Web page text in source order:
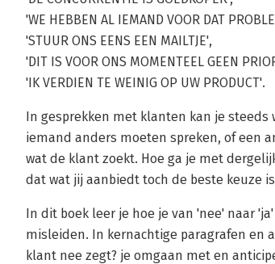
'WE HEBBEN AL IEMAND VOOR DAT
'STUUR ONS EENS EEN MAILTJE',
'DIT IS VOOR ONS MOMENTEEL GEEN
'IK VERDIEN TE WEINIG OP UW PRODUCT'.
In gesprekken met klanten kan je steeds
iemand anders moeten spreken, of een
wat de klant zoekt. Hoe ga je met
dat wat jij aanbiedt toch de beste keuze
In dit boek leer je hoe je van 'nee' naar
misleiden. In kernachtige paragrafen en
klant nee zegt? je omgaan met en